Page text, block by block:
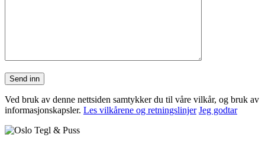
Ved bruk av denne nettsiden samtykker du til våre vilkår, og bruk av
informasjonskapsler. Les vilkårene og retningslinjer Jeg godtar